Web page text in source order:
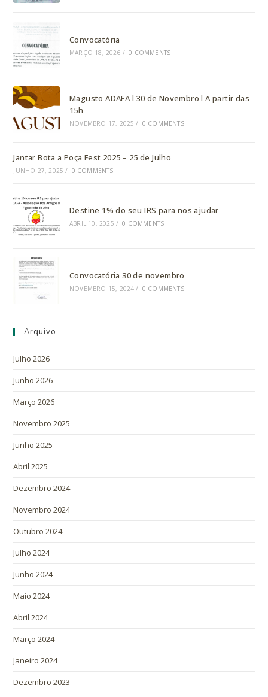
Convocatória
MARÇO 18, 2026 / 0 COMMENTS
Magusto ADAFA l 30 de Novembro l A partir das
15h
NOVEMBRO 17, 2025 / 0 COMMENTS
Jantar Bota a Poça Fest 2025 – 25 de Julho
JUNHO 27, 2025 / 0 COMMENTS
Destine 1% do seu IRS para nos ajudar
ABRIL 10, 2025 / 0 COMMENTS
Convocatória 30 de novembro
NOVEMBRO 15, 2024 / 0 COMMENTS
Arquivo
Julho 2026
Junho 2026
Março 2026
Novembro 2025
Junho 2025
Abril 2025
Dezembro 2024
Novembro 2024
Outubro 2024
Julho 2024
Junho 2024
Maio 2024
Abril 2024
Março 2024
Janeiro 2024
Dezembro 2023